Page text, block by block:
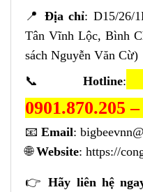
📍 Địa chỉ: D15/26/
Tân Vĩnh Lộc, Bình
sách Nguyễn Văn Cừ)
📞 Hotline:
0901.870.205
📧 Email:
🌐Website: https://
👉Hãy liên hệ